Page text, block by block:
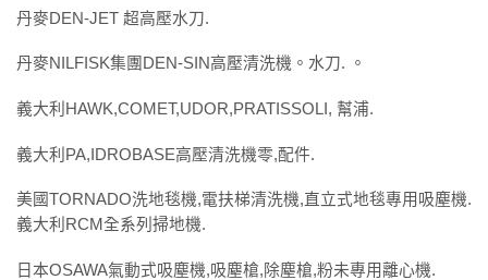
丹麥DEN-JET 超高壓水刀.
丹麥NILFISK集團DEN-SIN高壓清洗機。水刀. 。
義大利HAWK,COMET,UDOR,PRATISSOLI, 幫浦.
義大利PA,IDROBASE高壓清洗機零,配件.
美國TORNADO洗地毯機,電扶梯清洗機,直立式地毯專用吸塵機.
義大利RCM全系列掃地機.
日本OSAWA氣動式吸塵機,吸塵槍,除塵槍,粉未專用離心機.